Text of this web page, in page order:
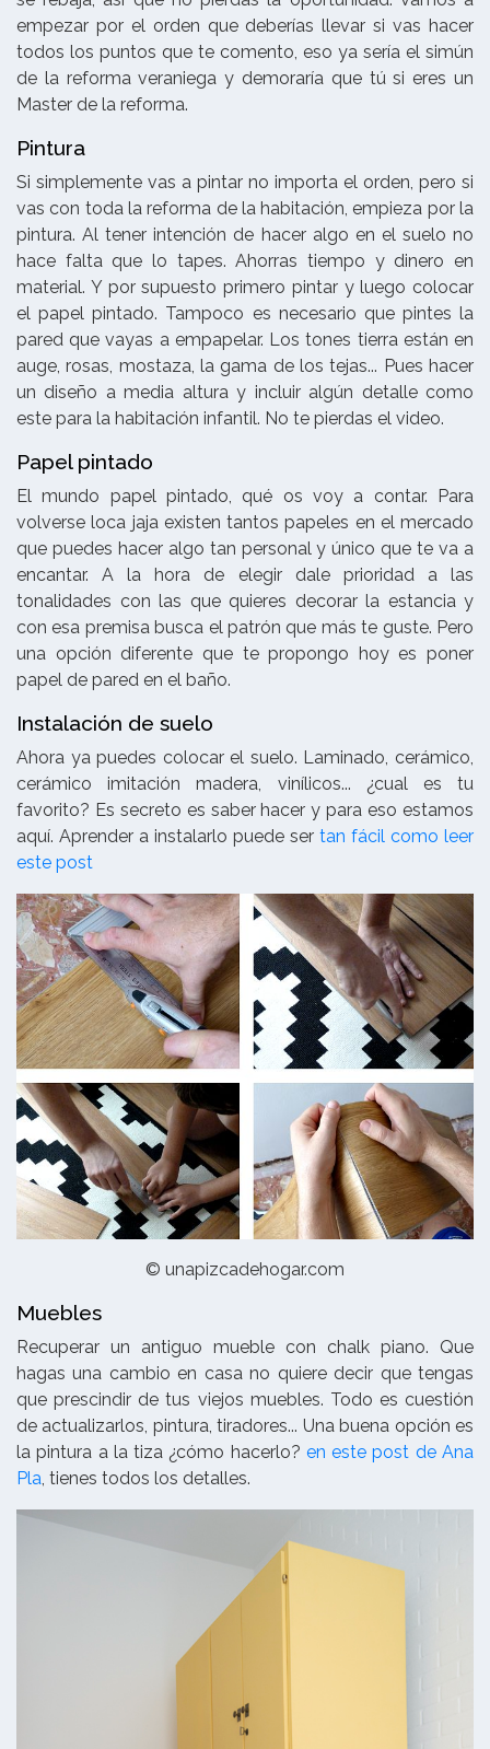
empezar por el orden que deberías llevar si vas hacer
todos los puntos que te comento, eso ya sería el simún
de la reforma veraniega y demoraría que tú si eres un
Master de la reforma.
Pintura
Si simplemente vas a pintar no importa el orden, pero si
vas con toda la reforma de la habitación, empieza por la
pintura. Al tener intención de hacer algo en el suelo no
hace falta que lo tapes. Ahorras tiempo y dinero en
material. Y por supuesto primero pintar y luego colocar
el papel pintado. Tampoco es necesario que pintes la
pared que vayas a empapelar. Los tones tierra están en
auge, rosas, mostaza, la gama de los tejas... Pues hacer
un diseño a media altura y incluir algún detalle como
este para la habitación infantil. No te pierdas el video.
Papel pintado
El mundo papel pintado, qué os voy a contar. Para
volverse loca jaja existen tantos papeles en el mercado
que puedes hacer algo tan personal y único que te va a
encantar. A la hora de elegir dale prioridad a las
tonalidades con las que quieres decorar la estancia y
con esa premisa busca el patrón que más te guste. Pero
una opción diferente que te propongo hoy es poner
papel de pared en el baño.
Instalación de suelo
Ahora ya puedes colocar el suelo. Laminado, cerámico,
cerámico imitación madera, vinílicos... ¿cual es tu
favorito? Es secreto es saber hacer y para eso estamos
aquí. Aprender a instalarlo puede ser tan fácil como leer
este post
© unapizcadehogar.com
Muebles
Recuperar un antiguo mueble con chalk piano. Que
hagas una cambio en casa no quiere decir que tengas
que prescindir de tus viejos muebles. Todo es cuestión
de actualizarlos, pintura, tiradores... Una buena opción es
la pintura a la tiza ¿cómo hacerlo? en este post de Ana
Pla, tienes todos los detalles.